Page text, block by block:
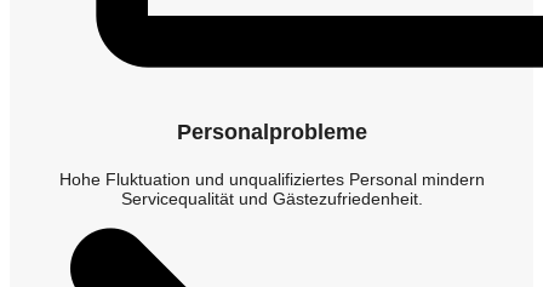
Personalprobleme
Hohe Fluktuation und unqualifiziertes Personal mindern
Servicequalität und Gästezufriedenheit.